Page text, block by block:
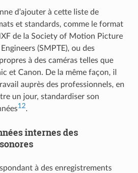
d’ajouter à cette liste de
et standards, comme le format
de la Society of Motion Picture
(SMPTE), ou des
à des caméras telles que
et Canon. De la même façon, il
auprès des professionnels, en
un jour, standardiser son
12.
internes des
à des enregistrements